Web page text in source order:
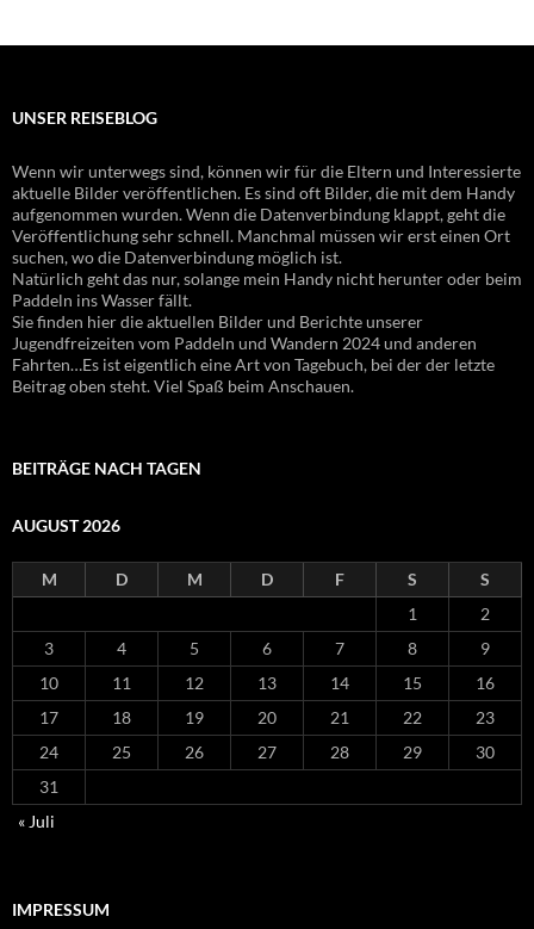
UNSER REISEBLOG
Wenn wir unterwegs sind, können wir für die Eltern und Interessierte
aktuelle Bilder veröffentlichen. Es sind oft Bilder, die mit dem Handy
aufgenommen wurden. Wenn die Datenverbindung klappt, geht die
Veröffentlichung sehr schnell. Manchmal müssen wir erst einen Ort
suchen, wo die Datenverbindung möglich ist.
Natürlich geht das nur, solange mein Handy nicht herunter oder beim
Paddeln ins Wasser fällt.
Sie finden hier die aktuellen Bilder und Berichte unserer
Jugendfreizeiten vom Paddeln und Wandern 2024 und anderen
Fahrten…Es ist eigentlich eine Art von Tagebuch, bei der der letzte
Beitrag oben steht. Viel Spaß beim Anschauen.
BEITRÄGE NACH TAGEN
AUGUST 2026
M D M D F S
S
1
2
3
4 5 6 7 8
9
10
11 12 13 14 15
16
17
18 19 20 21 22
23
24
25 26 27 28 29
30
31
« Juli
IMPRESSUM